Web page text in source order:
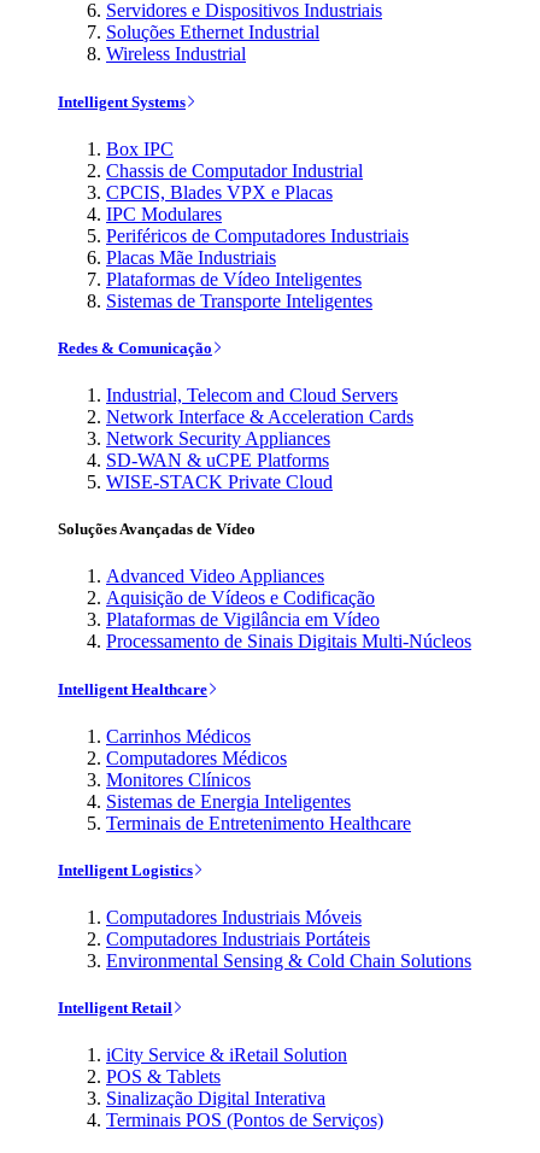
Servidores e Dispositivos Industriais
Soluções Ethernet Industrial
Wireless Industrial
Intelligent Systems
Box IPC
Chassis de Computador Industrial
CPCIS, Blades VPX e Placas
IPC Modulares
Periféricos de Computadores Industriais
Placas Mãe Industriais
Plataformas de Vídeo Inteligentes
Sistemas de Transporte Inteligentes
Redes & Comunicação
Industrial, Telecom and Cloud Servers
Network Interface & Acceleration Cards
Network Security Appliances
SD-WAN & uCPE Platforms
WISE-STACK Private Cloud
Soluções Avançadas de Vídeo
Advanced Video Appliances
Aquisição de Vídeos e Codificação
Plataformas de Vigilância em Vídeo
Processamento de Sinais Digitais Multi-Núcleos
Intelligent Healthcare
Carrinhos Médicos
Computadores Médicos
Monitores Clínicos
Sistemas de Energia Inteligentes
Terminais de Entretenimento Healthcare
Intelligent Logistics
Computadores Industriais Móveis
Computadores Industriais Portáteis
Environmental Sensing & Cold Chain Solutions
Intelligent Retail
iCity Service & iRetail Solution
POS & Tablets
Sinalização Digital Interativa
Terminais POS (Pontos de Serviços)